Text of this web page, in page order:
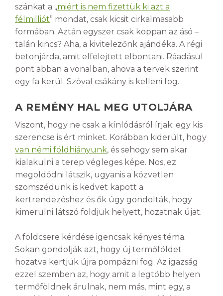
szánkat a „miért is nem fizettük ki azt a
félmilliót” mondat, csak kicsit cirkalmasabb
formában. Aztán egyszer csak koppan az ásó –
talán kincs? Aha, a kivitelezőnk ajándéka. A régi
betonjárda, amit elfelejtett elbontani. Ráadásul
pont abban a vonalban, ahova a tervek szerint
egy fa kerül. Szóval csákány is kelleni fog.
A REMÉNY HAL MEG UTOLJÁRA
Viszont, hogy ne csak a kínlódásról írjak: egy kis
szerencse is ért minket. Korábban kiderült, hogy
van némi földhiányunk, és sehogy sem akar
kialakulni a terep végleges képe. Nos, ez
megoldódni látszik, ugyanis a közvetlen
szomszédunk is kedvet kapott a
kertrendezéshez és ők úgy gondolták, hogy
kimerülni látszó földjük helyett, hozatnak újat.
A földcsere kérdése igencsak kényes téma.
Sokan gondolják azt, hogy új termőföldet
hozatva kertjük újra pompázni fog. Az igazság
ezzel szemben az, hogy amit a legtöbb helyen
termőföldnek árulnak, nem más, mint egy, a